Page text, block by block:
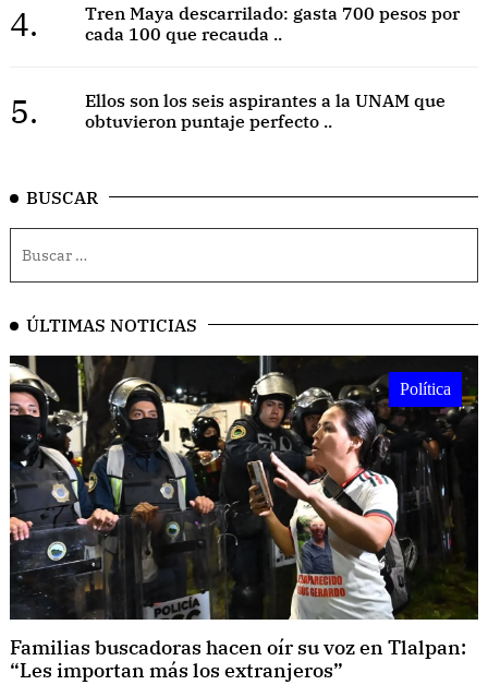
4.
Tren Maya descarrilado: gasta 700 pesos por
cada 100 que recauda ..
5.
Ellos son los seis aspirantes a la UNAM que
obtuvieron puntaje perfecto ..
BUSCAR
ÚLTIMAS NOTICIAS
Política
Familias buscadoras hacen oír su voz en Tlalpan:
“Les importan más los extranjeros”